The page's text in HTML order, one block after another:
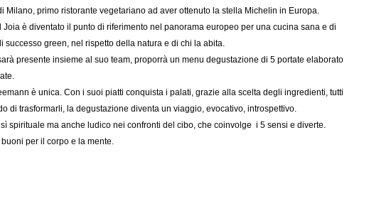
Milano, primo ristorante vegetariano ad aver ottenuto la stella Michelin in Europa.
Joia è diventato il punto di riferimento nel panorama europeo per una cucina sana e di
successo green, nel rispetto della natura e di chi la abita.
presente insieme al suo team, proporrà un menu degustazione di 5 portate elaborato
è unica. Con i suoi piatti conquista i palati, grazie alla scelta degli ingredienti, tutti
di trasformarli, la degustazione diventa un viaggio, evocativo, introspettivo.
sì spirituale ma anche ludico nei confronti del cibo, che coinvolge i 5 sensi e diverte.
per il corpo e la mente.